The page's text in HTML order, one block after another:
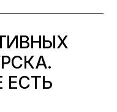
ЕСТЬ